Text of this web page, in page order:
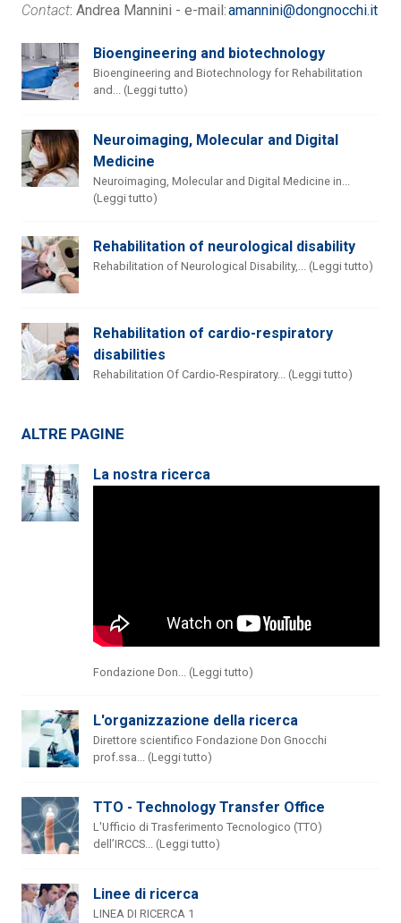
Contact: Andrea Mannini - e-mail:amannini@dongnocchi.it
Bioengineering and biotechnology
Bioengineering and Biotechnology for Rehabilitation
and... (Leggi tutto)
Neuroimaging, Molecular and Digital
Medicine
Neuroimaging, Molecular and Digital Medicine in...
(Leggi tutto)
Rehabilitation of neurological disability
Rehabilitation of Neurological Disability,... (Leggi tutto)
Rehabilitation of cardio-respiratory
disabilities
Rehabilitation Of Cardio-Respiratory... (Leggi tutto)
ALTRE PAGINE
La nostra ricerca
Fondazione Don... (Leggi tutto)
L'organizzazione della ricerca
Direttore scientifico Fondazione Don Gnocchi
prof.ssa... (Leggi tutto)
TTO - Technology Transfer Office
L'Ufficio di Trasferimento Tecnologico (TTO)
dell’IRCCS... (Leggi tutto)
Linee di ricerca
LINEA DI RICERCA 1